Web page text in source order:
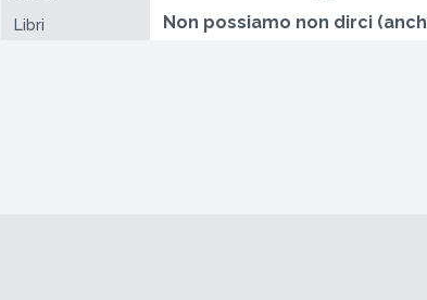
Libri Non possiamo non dirci